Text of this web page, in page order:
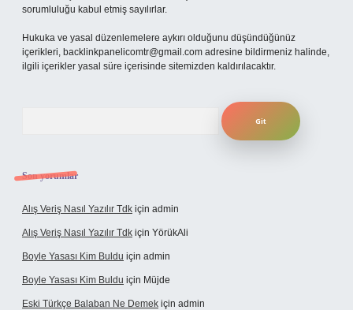
sorumluluğu kabul etmiş sayılırlar.
Hukuka ve yasal düzenlemelere aykırı olduğunu düşündüğünüz
içerikleri, backlinkpanelicomtr@gmail.com adresine bildirmeniz halinde,
ilgili içerikler yasal süre içerisinde sitemizden kaldırılacaktır.
Son yorumlar
Alış Veriş Nasıl Yazılır Tdk için admin
Alış Veriş Nasıl Yazılır Tdk için YörükAli
Boyle Yasası Kim Buldu için admin
Boyle Yasası Kim Buldu için Müjde
Eski Türkçe Balaban Ne Demek için admin